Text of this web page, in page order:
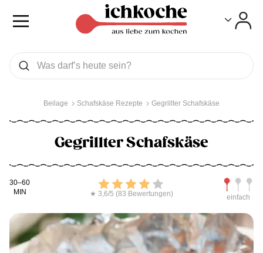
Was wollen Sie suchen
Suchen
Beilage Schafskäse Rezepte Gegrillter Schafskäse
Gegrillter Schafskäse
Kochdauer
30–60
MIN
Bewerten
★ 3,6/5 (83 Bewertungen) einfach